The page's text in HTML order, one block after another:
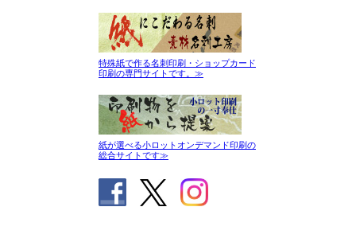
特殊紙で作る名刺印刷・ショップカード
印刷の専門サイトです。≫
紙が選べる小ロットオンデマンド印刷の
総合サイトです≫